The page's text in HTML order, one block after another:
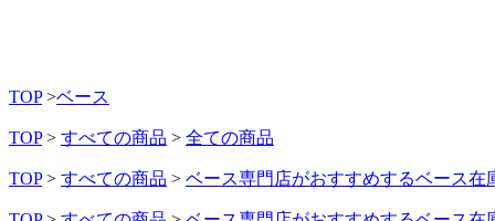
TOP >ベース
TOP > すべての商品 > 全ての商品
TOP > すべての商品 > ベース専門店がおすすめするベース在